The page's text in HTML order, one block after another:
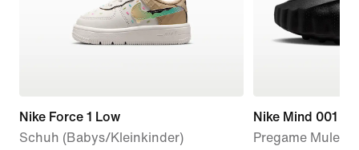
Nike Force 1 Low
Schuh (Babys/Kleinkinder)
Nike Mind 001
Pregame Mules